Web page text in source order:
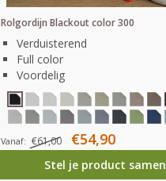
Rolgordijn Blackout color 300
Verduisterend
Full color
Voordelig
Vanaf: €61,00 €54,90
Stel je product samen